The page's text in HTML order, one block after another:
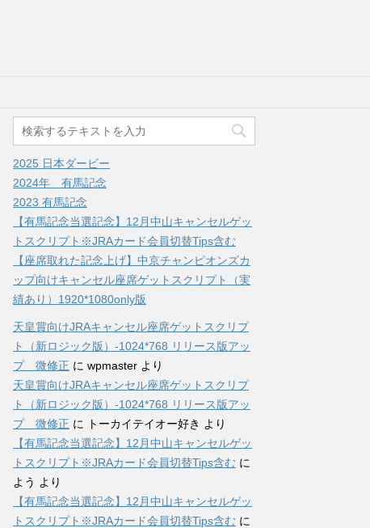
2025 日本ダービー
2024年 有馬記念
2023 有馬記念
【有馬記念当選記念】12月中山キャンセルゲッ
トスクリプト※JRAカード会員切替Tips含む
【座席取れた記念上げ】中京チャンピオンズカ
ップ向けキャンセル座席ゲットスクリプト（実
績あり）1920*1080only版
天皇賞向けJRAキャンセル座席ゲットスクリプ
ト（新ロジック版）-1024*768 リリース版アッ
プ 微修正 に wpmaster より
天皇賞向けJRAキャンセル座席ゲットスクリプ
ト（新ロジック版）-1024*768 リリース版アッ
プ 微修正 に トーカイテイオー好き より
【有馬記念当選記念】12月中山キャンセルゲッ
トスクリプト※JRAカード会員切替Tips含む に
よう より
【有馬記念当選記念】12月中山キャンセルゲッ
トスクリプト※JRAカード会員切替Tips含む に